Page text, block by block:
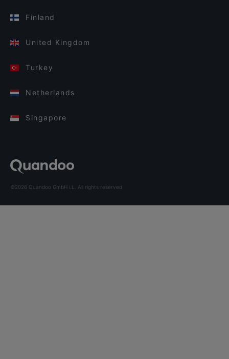
Finland
United Kingdom
Turkey
Netherlands
Singapore
©2026 Quandoo GmbH i.L. All rights reserved